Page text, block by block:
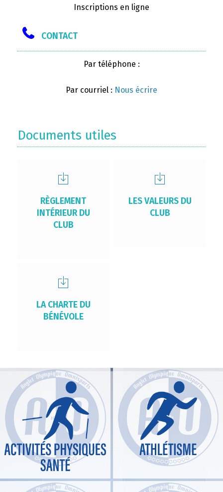
Inscriptions en ligne
CONTACT
Par téléphone :
Par courriel : Nous écrire
Documents utiles
RÈGLEMENT
INTÉRIEUR DU
CLUB
LES VALEURS DU
CLUB
LA CHARTE DU
BÉNÉVOLE